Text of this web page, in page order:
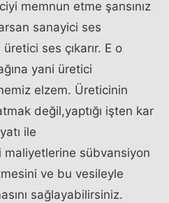
memnun etme şansınız
sanayici ses
üretici ses çıkarır. E o
yani üretici
elzem. Üreticinin
değil,yaptığı işten kar
ile
maliyetlerine sübvansiyon
ve bu vesileyle
sağlayabilirsiniz.